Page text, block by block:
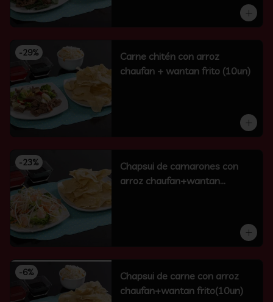
-29%
Carne chitén con arroz
chaufan + wantan frito (10un)
-23%
Chapsui de camarones con
arroz chaufan+wantan
-6%
Chapsui de carne con arroz
chaufan+wantan frito(10un)